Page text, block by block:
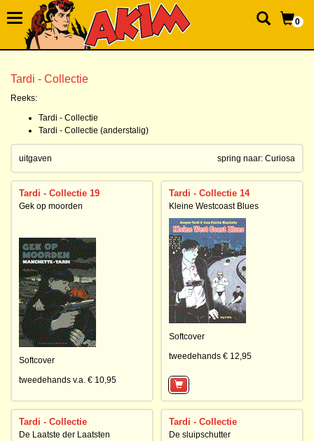
0
Tardi - Collectie
Reeks:
Tardi - Collectie
Tardi - Collectie (anderstalig)
spring naar: Curiosa
uitgaven
Tardi - Collectie 19
Gek op moorden
Softcover
tweedehands v.a. € 10,95
Tardi - Collectie 14
Kleine Westcoast Blues
Softcover
tweedehands € 12,95
Tardi - Collectie
De Laatste der Laatsten
Tardi - Collectie
De sluipschutter